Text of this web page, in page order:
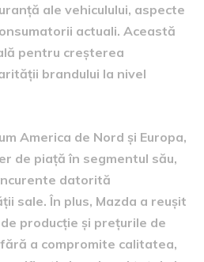
ale vehiculului, aspecte
actuali. Această
pentru creșterea
brandului la nivel
America de Nord și Europa,
de piață în segmentul său,
datorită
sale. În plus, Mazda a reușit
producție și prețurile de
a compromite calitatea,